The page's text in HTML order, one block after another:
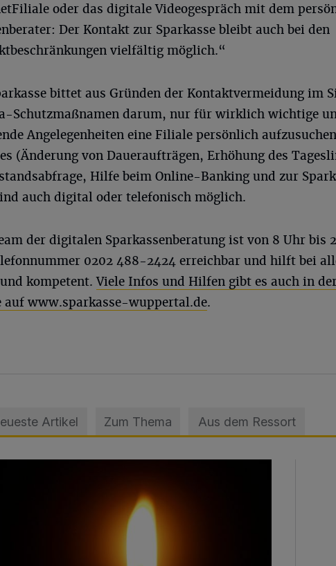
oder das digitale Videogespräch mit dem
Der Kontakt zur Sparkasse bleibt auch bei den
vielfältig möglich.“
bittet aus Gründen der Kontaktvermeidung im
Schutzmaßnamen darum, nur für wirklich wichtige
Angelegenheiten eine Filiale persönlich
(Änderung von Daueraufträgen, Erhöhung des
Hilfe beim Online-Banking und zur
auch digital oder telefonisch möglich.
der digitalen Sparkassenberatung ist von 8 Uhr bis
0202 488-2424 erreichbar und hilft bei
kompetent.Viele Infos und Hilfen gibt es auch in
auf www.sparkasse-wuppertal.de.
Artikel Zum Thema Aus dem Ressort